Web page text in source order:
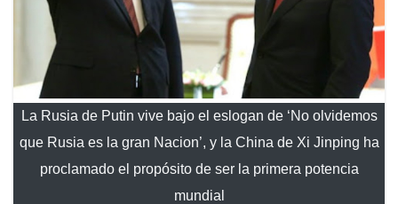
La Rusia de Putin vive bajo el eslogan de ‘No olvidemos
que Rusia es la gran Nacion’, y la China de Xi Jinping ha
proclamado el propósito de ser la primera potencia
mundial